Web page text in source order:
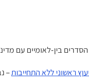
בין-לאומיים עם
ראשוני ללא התחייבות